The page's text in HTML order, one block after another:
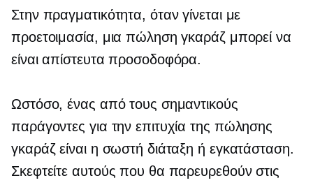
Στην πραγματικότητα, όταν γίνεται με
προετοιμασία, μια πώληση γκαράζ μπορεί να
είναι απίστευτα προσοδοφόρα.
Ωστόσο, ένας από τους σημαντικούς
παράγοντες για την επιτυχία της πώλησης
γκαράζ είναι η σωστή διάταξη ή εγκατάσταση.
Σκεφτείτε αυτούς που θα παρευρεθούν στις